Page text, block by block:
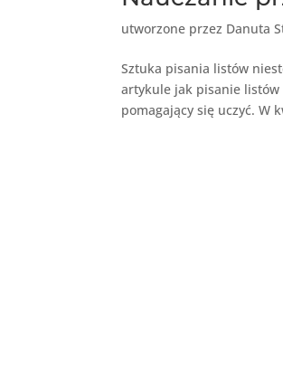
utworzone przez Danuta
Sztuka pisania listów
artykule jak pisanie listów
pomagający się uczyć. W